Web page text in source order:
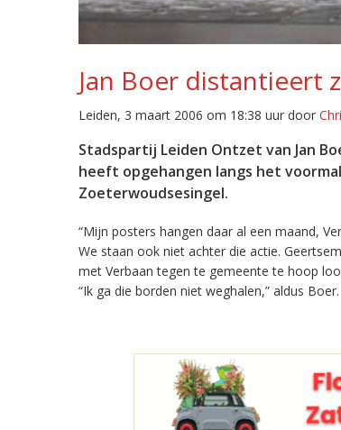
Jan Boer distantieert
Leiden, 3 maart 2006 om 18:38 uur door
Stadspartij Leiden Ontzet van Jan
heeft opgehangen langs het
Zoeterwoudsesingel.
“Mijn posters hangen daar al een maand,
We staan ook niet achter die actie.
met Verbaan tegen te gemeente te hoop
“Ik ga die borden niet weghalen,” aldus Boer.